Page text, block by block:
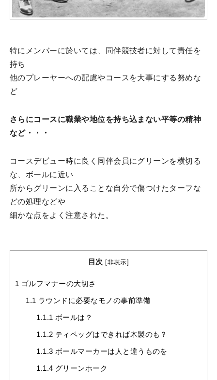
特にメンバーに於いては、同伴競技者に対して責任を
持ち
他のプレーヤーへの配慮やコースを大事にする努めな
ど
さらにコースに職業や地位を持ち込まない平等の精神
など・・・
コースデビュー時に良く同伴会員にグリーンを横切る
な、ボールに近い
所からグリーンに入ることな自分で傷つけたターフな
どの処理などや
細かな点をよく注意された。
目次 [非表示]
1 ゴルフマナーの大切さ
1.1 ラウンドに必要なモノの事前準備
1.1.1 ボールは？
1.1.2 ティペッグはできれば木製のも？
1.1.3 ボールマーカーは人と違うものを
1.1.4 グリーンホーク